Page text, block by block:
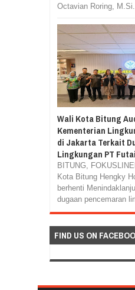
Octavian Roring,
Wali Kota Bitung
Kementerian
di Jakarta Terkait
Lingkungan PT
BITUNG,
Kota Bitung Hengky
berhenti
dugaan pencemaran
FIND US ON